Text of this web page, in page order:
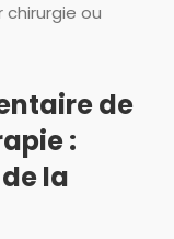
ou
de
:
la